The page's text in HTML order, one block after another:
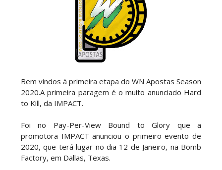
TRIUNFO LENDÁRIO EM CIDADE DO MÉXICO:
Jericho, Místico e Darby Allin superam The Don
Callis Family no Grand Slam Mexico
Aug 06 2026
Fletcher supera Speedball Mike Bailey em
combate brutal no Grand Slam Mexico
Unknown-Aug 06 2026
VITÓRIA IMPRESSIONANTE E DESAFIO LANÇADO
PARA O ALL IN: Willow Nightingale e The
Brawling Birds levam a melhor no Grand Slam
Bem vindos à primeira etapa do WN Apostas Season
2020.A primeira paragem é o muito anunciado Hard
to Kill, da IMPACT.
Foi no Pay-Per-View Bound to Glory que a
promotora IMPACT anunciou o primeiro evento de
2020, que terá lugar no dia 12 de Janeiro, na Bomb
Factory, em Dallas, Texas.